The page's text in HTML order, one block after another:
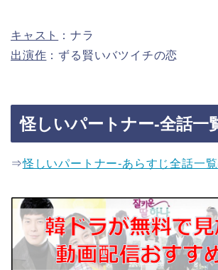
キャスト
：ナラ
出演作 ：ずる賢いバツイチの恋
怪しいパートナー-全話一
⇒怪しいパートナー-あらすじ全話一